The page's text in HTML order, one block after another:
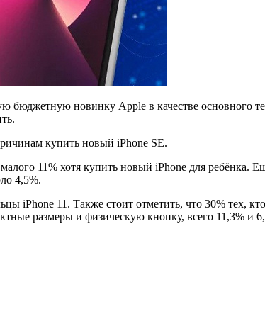
новинку Apple в качестве основного
купить новый iPhone SE.
11% хотя купить новый iPhone для ребёнка.
4,5%.
iPhone 11. Также стоит отметить, что 30% тех,
размеры и физическую кнопку, всего 11,3% и